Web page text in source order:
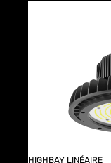
HIGHBAY LINÉAIRE